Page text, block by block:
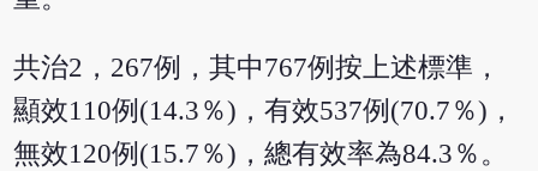
共治2，267例，其中767例按上述標準，
顯效110例(14.3％)，有效537例(70.7％)，
無效120例(15.7％)，總有效率為84.3％。